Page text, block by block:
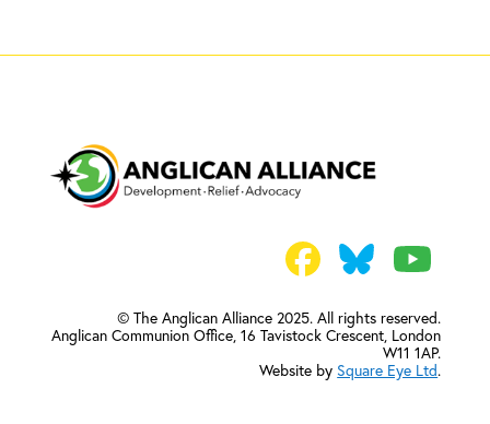
© The Anglican Alliance 2025. All rights reserved.
Anglican Communion Office,16 Tavistock Crescent, London
W11 1AP.
Website by Square Eye Ltd.